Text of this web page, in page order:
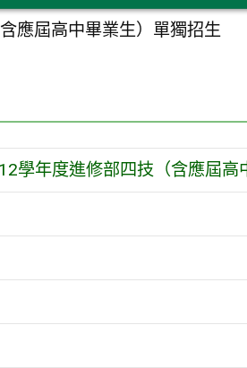
應屆高中畢業生）單獨招生
學年度進修部四技（含應屆高